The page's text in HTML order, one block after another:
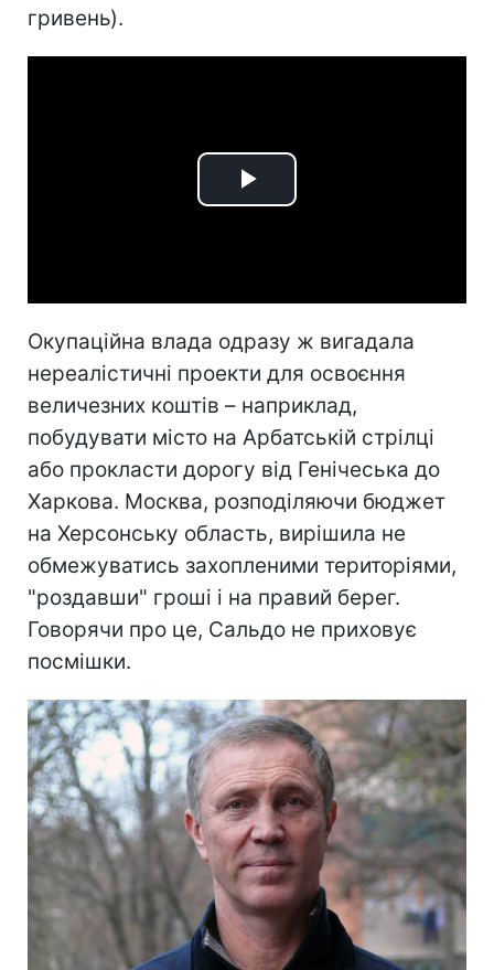
гривень).
Play
Окупаційна влада одразу ж вигадала
нереалістичні проекти для освоєння
величезних коштів – наприклад,
побудувати місто на Арбатській стрілці
або прокласти дорогу від Генічеська до
Харкова. Москва, розподіляючи бюджет
на Херсонську область, вирішила не
обмежуватись захопленими територіями,
"роздавши" гроші і на правий берег.
Говорячи про це, Сальдо не приховує
посмішки.